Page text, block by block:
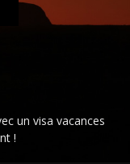
un visa vacances
!